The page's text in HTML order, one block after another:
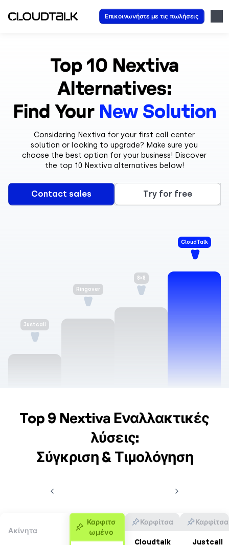
Επικοινωνήστε με τις πωλήσεις
Top 10 Nextiva
Alternatives:
Find Your New Solution
Considering Nextiva for your first call center
solution or looking to upgrade? Make sure you
choose the best option for your business! Discover
the top 10 Nextiva alternatives below!
Contact sales Try for free
Ringover
8×8
Top 9 Nextiva Εναλλακτικές
λύσεις:
Σύγκριση & Τιμολόγηση
Ακίνητα
Καρφιτσ
ωμένο
Καρφίτσα
Cloudtalk
Καρφίτσα
Justcall